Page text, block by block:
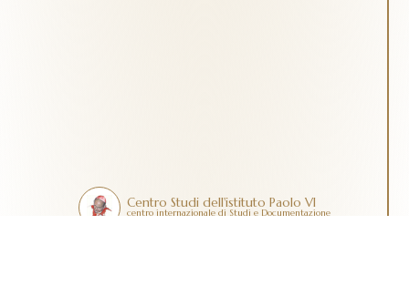
Centro Studi dell'istituto Paolo VI
centro internazionale di Studi e Documentazione